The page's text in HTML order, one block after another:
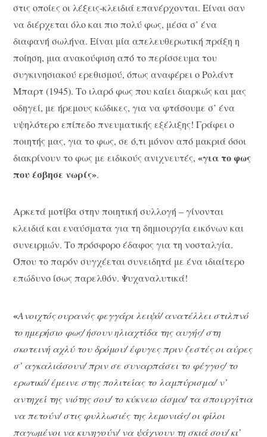
στις οποίες οι λέξεις-κλειδιά επανέρχονται. Είναι σαν
να διέρχεται όλο και πιο πολύ φως, μέσα σ’ ένα
διαφανή σωλήνα. Είναι μία απελευθερωτική πράξη η
ποίηση, μια ανακούφιση από το περίσσευμα του
συγκινησιακού ερεθισμού, όπως αναφέρει ο Ρολάντ
Μπαρτ (1945). Το ιλαρό φως που καίει διαρκώς και μας
οδηγεί, με ήρεμους κώδικες, για να φτάσουμε σ’ ένα
υψηλότερο επίπεδο πνευματικής εξέλιξης! Γράφει ο
ποιητής μας, για το φως, σε ό,τι μόνον από μακριά όσοι
διακρίνουν το φως με ειδικούς ανιχνευτές,«για το φως
που έσβησε νωρίς».
Αρκετά μοτίβα στην ποιητική συλλογή – γίνονται
κλειδιά και εναύσματα για τη δημιουργία εικόνων και
συνειρμών. Το πρόσφορο έδαφος για τη νοσταλγία.
Όπου το παρόν συγχέεται συνειδητά με ένα ιδιαίτερο
επώδυνο ίσως παρελθόν. Ψυχαναλυτικά!
«Ανοιχτός ουρανός φεγγάρι λειψό/ ανατέλλει στιλπνό
το ημερήσιο φως/ ήσουν ηλιαχτίδα της αυγής/ στη
σκοτεινή αχλύ του δρόμου/ έφυγες πριν ζεστές οι αύρες
σ’ αγκαλιάσουν/ πριν σε συναρπάσει το φέγγος/ το
ερωτικό/ έμεινε στης πολιτείας το λαμπύρισμα/ ν’
αντηχεί της νιότης σου/ το κύκνειο άσμα/ τα σπουργίτια
να πετούν/ στις φυλλωσιές της λεμονιάς/ οι φίλοι
παγωμένοι να κυνηγούν/ να ψάχνουν τη σκιά σου/ κι’